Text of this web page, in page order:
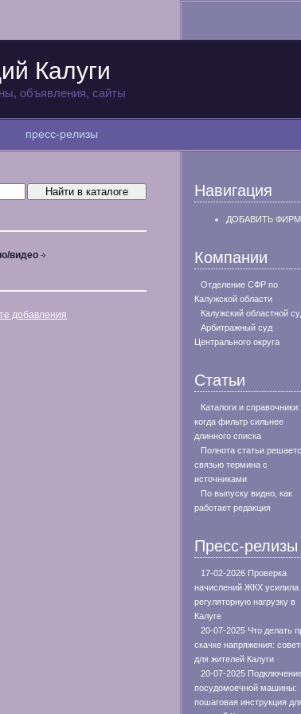
Калуги
объявления, сайты
пресс-релизы
видео
добавления
Навигация
ДОБАВИТЬ
Компании
Отделение СФР по
Калужской области
Калужский областной
Арбитражный суд
Центрального округа
Статьи
Каталоги и справочники:
когда фильтр сильнее
длинного списка
Полнота статьи
связью термина с
источниками
По выпуску видно, как
работает редакция
Пресс-релизы
17-02-2026 Проверка
начислений ЖКХ усилила
регуляторную нагрузку в
Калуге
20-07-2025 Что делать
скачке напряжения:
для жителей Калуги
20-07-2025
посудомоечной машины:
пошаговая инструкция